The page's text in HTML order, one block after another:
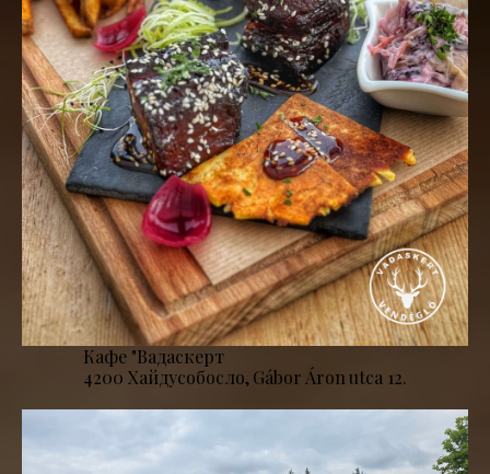
Кафе "Вадаскерт
4200 Хайдусобосло, Gábor Áron utca 12.